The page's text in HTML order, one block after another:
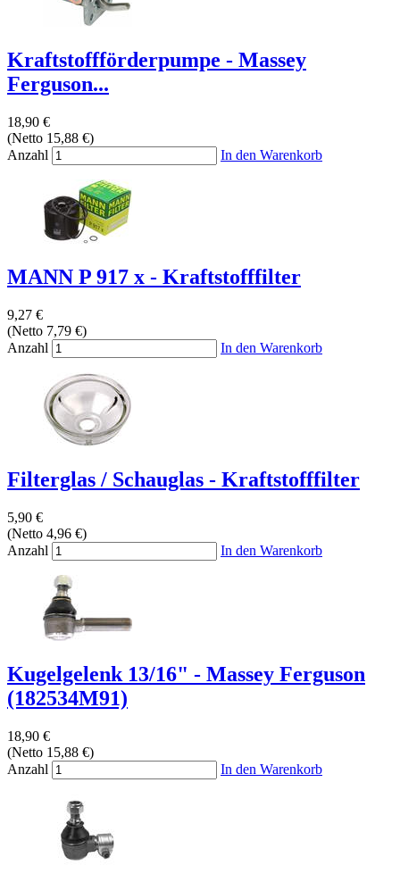
Kraftstoffförderpumpe - Massey
Ferguson...
18,90 €
(Netto 15,88 €)
Anzahl
In den Warenkorb
MANN P 917 x - Kraftstofffilter
9,27 €
(Netto 7,79 €)
Anzahl
In den Warenkorb
Filterglas / Schauglas - Kraftstofffilter
5,90 €
(Netto 4,96 €)
Anzahl
In den Warenkorb
Kugelgelenk 13/16" - Massey Ferguson
(182534M91)
18,90 €
(Netto 15,88 €)
Anzahl
In den Warenkorb